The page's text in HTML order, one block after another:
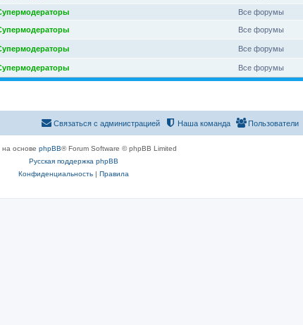
Все форумы
Все форумы
Все форумы
Все форумы
Пользователи
Наша команда
Связаться с администрацией
основе phpBB® Forum Software © phpBB Limited
Русская поддержка phpBB
Конфиденциальность| Правила